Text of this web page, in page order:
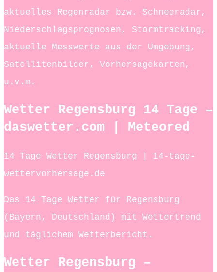
aktuelles Regenradar bzw. Schneeradar,
Niederschlagsprognosen, Stormtracking,
aktuelle Messwerte aus der Umgebung,
Satellitenbilder, Vorhersagekarten,
u.v.m.
Wetter Regensburg 14 Tage –
daswetter.com | Meteored
14 Tage Wetter Regensburg | 14-tage-
wettervorhersage.de
Das 14 Tage Wetter für Regensburg
(Bayern, Deutschland) mit Wettertrend
und täglichem Wetterbericht.
Wetter Regensburg –